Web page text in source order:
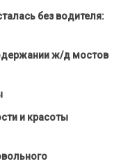
без водителя:
ж/д мостов
и красоты